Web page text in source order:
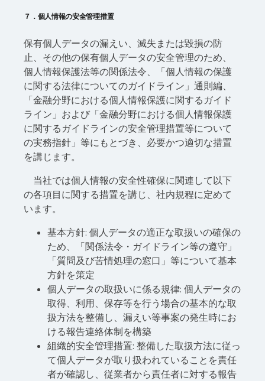
７．個人情報の安全管理措置
保有個人データの漏えい、滅失または毀損の防
止、その他の保有個人データの安全管理のため、
個人情報保護法等の関係法令、「個人情報の保護
に関する法律についてのガイドライン」通則編、
「金融分野における個人情報保護に関するガイド
ライン」および「金融分野における個人情報保護
に関するガイドラインの安全管理措置等について
の実務指針」等にもとづき、必要かつ適切な措置
を講じます。
当社では個人情報の安全性確保に関連して以下
の各項目に関する措置を講じ、社内規程に定めて
います。
基本方針: 個人データの適正な取扱いの確保の
ため、「関係法令・ガイドライン等の遵守」
「質問及び苦情処理の窓口」等について基本
方針を策定
個人データの取扱いに係る規律: 個人データの
取得、利用、保存等を行う場合の基本的な取
扱方法を整備し、漏えい等事案の発生時にお
ける報告連絡体制を構築
組織的安全管理措置: 整備した取扱方法に従っ
て個人データが取り扱われていることを責任
者が確認し、従業者から責任者に対する報告